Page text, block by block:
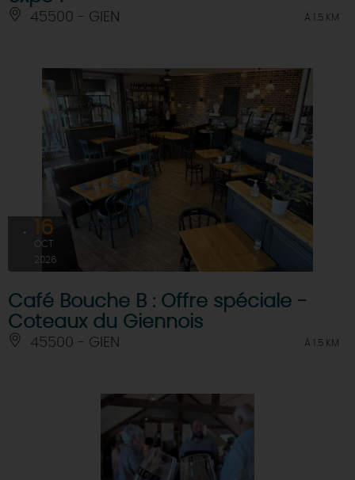
45500 - GIEN À 1.5 KM
16
OCT
2026
Café Bouche B : Offre spéciale -
Coteaux du Giennois
45500 - GIEN À 1.5 KM